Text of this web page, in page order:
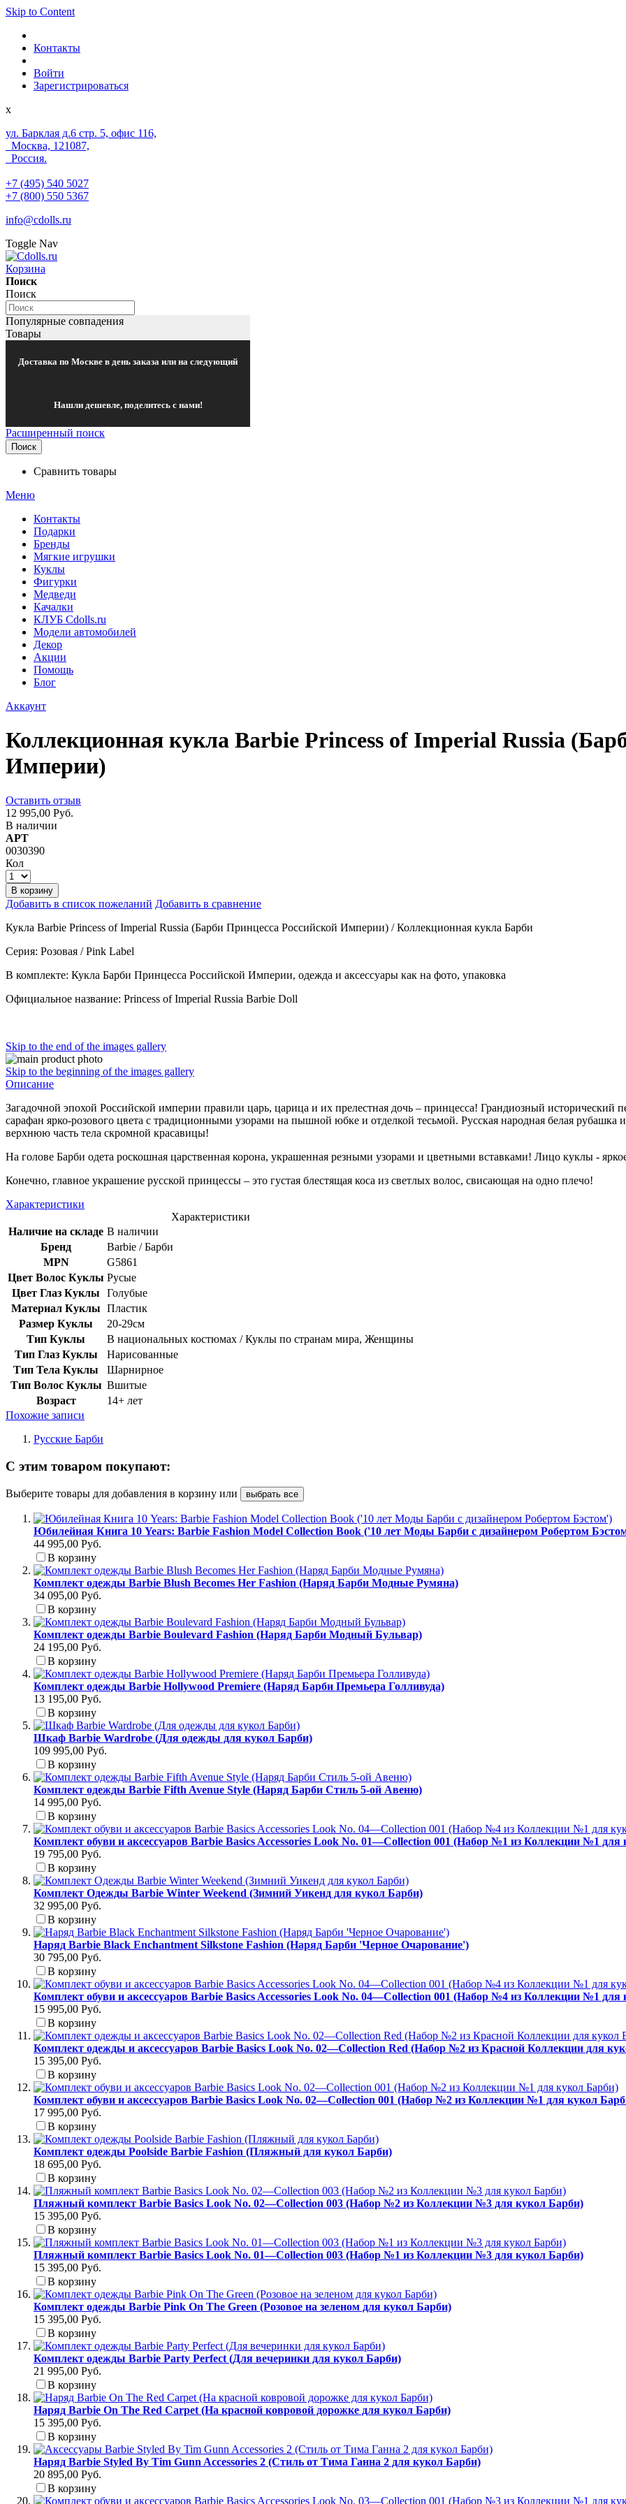
Skip to Content
Контакты
Войти
Зарегистрироваться
x
ул. Барклая д.6 стр. 5, офис 116,
Москва, 121087,
Россия.
+7 (495) 540 5027
+7 (800) 550 5367
info@cdolls.ru
Toggle Nav
Корзина
Поиск
Поиск
Популярные совпадения
Товары
Доставка по Москве в день заказа или на следующий
Нашли дешевле, поделитесь с нами!
Расширенный поиск
Поиск
Сравнить товары
Меню
Контакты
Подарки
Бренды
Мягкие игрушки
Куклы
Фигурки
Медведи
Качалки
КЛУБ Cdolls.ru
Модели автомобилей
Декор
Акции
Помощь
Блог
Аккаунт
Коллекционная кукла Barbie Princess of Imperial Russia
Империи)
Оставить отзыв
12 995,00 Руб.
В наличии
АРТ
0030390
Кол
В корзину
Добавить в список пожеланий Добавить в сравнение
Кукла Barbie Princess of Imperial Russia (Барби Принцесса Российской Империи) / Коллекционная кукла Барби
Серия: Розовая / Pink Label
В комплекте: Кукла Барби Принцесса Российской Империи, одежда и аксессуары как на фото, упаковка
Официальное название: Princess of Imperial Russia Barbie Doll
Skip to the end of the images gallery
Skip to the beginning of the images gallery
Описание
Загадочной эпохой Российской империи правили царь, царица и их прелестная дочь – принцесса! Грандиозный исторический
сарафан ярко-розового цвета с традиционными узорами на пышной юбке и отделкой тесьмой. Русская народная белая
верхнюю часть тела скромной красавицы!
На голове Барби одета роскошная царственная корона, украшенная резными узорами и цветными вставками! Лицо куклы -
Конечно, главное украшение русской принцессы – это густая блестящая коса из светлых волос, свисающая на одно плечо!
Характеристики
Характеристики
Наличие на складе В наличии
Бренд
Barbie / Барби
MPN
G5861
Цвет Волос Куклы Русые
Цвет Глаз Куклы
Голубые
Материал Куклы Пластик
Размер Куклы
20-29см
Тип Куклы
В национальных костюмах / Куклы по странам мира, Женщины
Тип Глаз Куклы
Нарисованные
Тип Тела Куклы
Шарнирное
Тип Волос Куклы Вшитые
Возраст
14+ лет
Похожие записи
Русские Барби
С этим товаром покупают:
Выберите товары для добавления в корзину или выбрать все
Юбилейная Книга 10 Years: Barbie Fashion Model Collection Book ('10 лет Моды Барби с дизайнером Робертом
44 995,00 Руб.
В корзину
Комплект одежды Barbie Blush Becomes Her Fashion (Наряд Барби Модные Румяна)
34 095,00 Руб.
В корзину
Комплект одежды Barbie Boulevard Fashion (Наряд Барби Модный Бульвар)
24 195,00 Руб.
В корзину
Комплект одежды Barbie Hollywood Premiere (Наряд Барби Премьера Голливуда)
13 195,00 Руб.
В корзину
Шкаф Barbie Wardrobe (Для одежды для кукол Барби)
109 995,00 Руб.
В корзину
Комплект одежды Barbie Fifth Avenue Style (Наряд Барби Стиль 5-ой Авеню)
14 995,00 Руб.
В корзину
Комплект обуви и аксессуаров Barbie Basics Accessories Look No. 01—Collection 001 (Набор №1 из Коллекции №1 для
19 795,00 Руб.
В корзину
Комплект Одежды Barbie Winter Weekend (Зимний Уикенд для кукол Барби)
32 995,00 Руб.
В корзину
Наряд Barbie Black Enchantment Silkstone Fashion (Наряд Барби 'Черное Очарование')
30 795,00 Руб.
В корзину
Комплект обуви и аксессуаров Barbie Basics Accessories Look No. 04—Collection 001 (Набор №4 из Коллекции №1 для
15 995,00 Руб.
В корзину
Комплект одежды и аксессуаров Barbie Basics Look No. 02—Collection Red (Набор №2 из Красной Коллекции для
15 395,00 Руб.
В корзину
Комплект обуви и аксессуаров Barbie Basics Look No. 02—Collection 001 (Набор №2 из Коллекции №1 для кукол
17 995,00 Руб.
В корзину
Комплект одежды Poolside Barbie Fashion (Пляжный для кукол Барби)
18 695,00 Руб.
В корзину
Пляжный комплект Barbie Basics Look No. 02—Collection 003 (Набор №2 из Коллекции №3 для кукол Барби)
15 395,00 Руб.
В корзину
Пляжный комплект Barbie Basics Look No. 01—Collection 003 (Набор №1 из Коллекции №3 для кукол Барби)
15 395,00 Руб.
В корзину
Комплект одежды Barbie Pink On The Green (Розовое на зеленом для кукол Барби)
15 395,00 Руб.
В корзину
Комплект одежды Barbie Party Perfect (Для вечеринки для кукол Барби)
21 995,00 Руб.
В корзину
Наряд Barbie On The Red Carpet (На красной ковровой дорожке для кукол Барби)
15 395,00 Руб.
В корзину
Наряд Barbie Styled By Tim Gunn Accessories 2 (Стиль от Тима Ганна 2 для кукол Барби)
20 895,00 Руб.
В корзину